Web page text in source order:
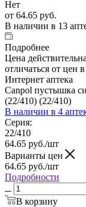
Нет
от 64.65 руб.
В наличии в 13
Подробнее
Цена
отличаться от цен
Интернет аптека
Canpol пустышка
(22/410) (22/410)
В наличии в 4
Серия:
22/410
64.65 руб./шт
Варианты цен
64.65 руб./шт
Подробности
В корзину